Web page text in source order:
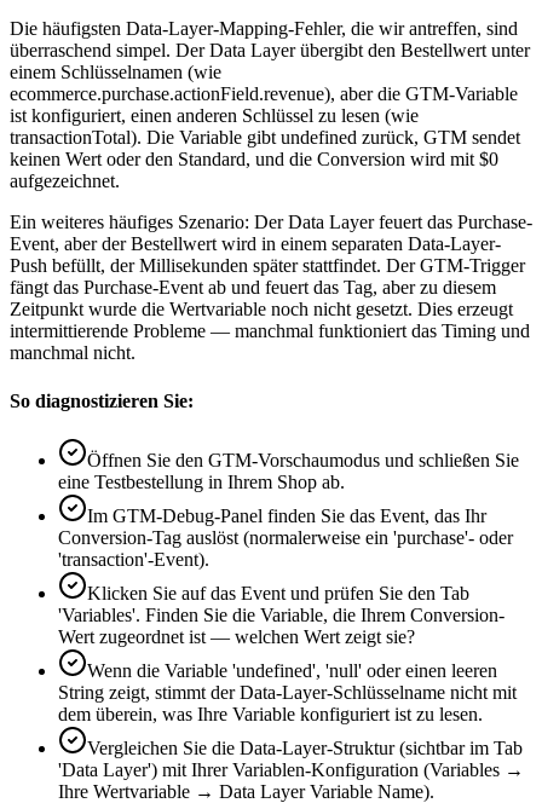
Die häufigsten Data-Layer-Mapping-Fehler, die wir antreffen, sind
überraschend simpel. Der Data Layer übergibt den Bestellwert unter
einem Schlüsselnamen (wie
ecommerce.purchase.actionField.revenue), aber die GTM-Variable
ist konfiguriert, einen anderen Schlüssel zu lesen (wie
transactionTotal). Die Variable gibt undefined zurück, GTM sendet
keinen Wert oder den Standard, und die Conversion wird mit $0
aufgezeichnet.
Ein weiteres häufiges Szenario: Der Data Layer feuert das Purchase-
Event, aber der Bestellwert wird in einem separaten Data-Layer-
Push befüllt, der Millisekunden später stattfindet. Der GTM-Trigger
fängt das Purchase-Event ab und feuert das Tag, aber zu diesem
Zeitpunkt wurde die Wertvariable noch nicht gesetzt. Dies erzeugt
intermittierende Probleme — manchmal funktioniert das Timing und
manchmal nicht.
So diagnostizieren Sie:
Öffnen Sie den GTM-Vorschaumodus und schließen Sie
eine Testbestellung in Ihrem Shop ab.
Im GTM-Debug-Panel finden Sie das Event, das Ihr
Conversion-Tag auslöst (normalerweise ein 'purchase'- oder
'transaction'-Event).
Klicken Sie auf das Event und prüfen Sie den Tab
'Variables'. Finden Sie die Variable, die Ihrem Conversion-
Wert zugeordnet ist — welchen Wert zeigt sie?
Wenn die Variable 'undefined', 'null' oder einen leeren
String zeigt, stimmt der Data-Layer-Schlüsselname nicht mit
dem überein, was Ihre Variable konfiguriert ist zu lesen.
Vergleichen Sie die Data-Layer-Struktur (sichtbar im Tab
'Data Layer') mit Ihrer Variablen-Konfiguration (Variables →
Ihre Wertvariable → Data Layer Variable Name).